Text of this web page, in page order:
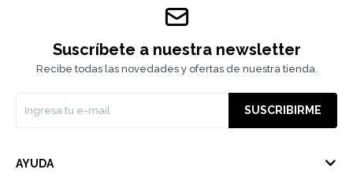
Suscríbete a nuestra newsletter
Recibe todas las novedades y ofertas de nuestra tienda.
SUSCRIBIRME
AYUDA